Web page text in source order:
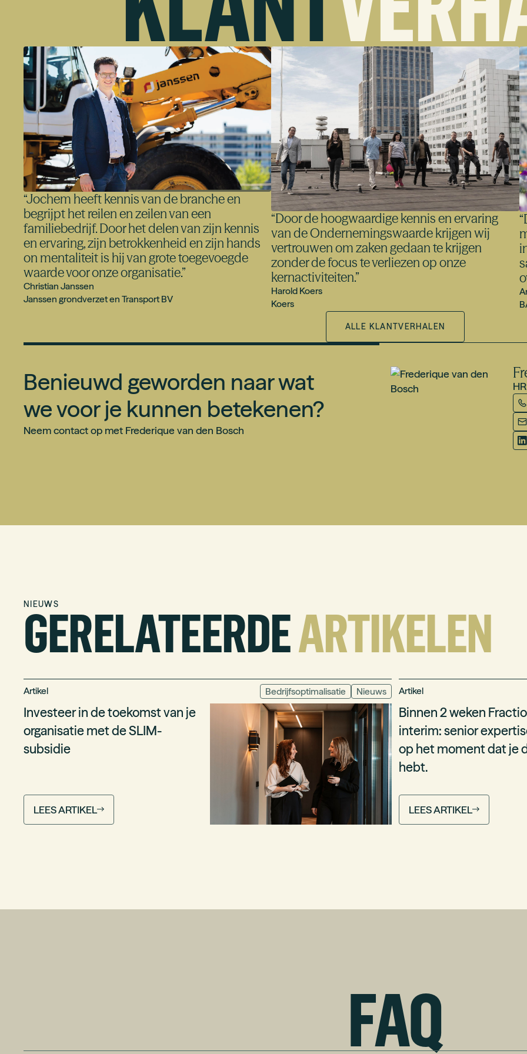
“Jochem heeft kennis van de branche en
begrijpt het reilen en zeilen van een
familiebedrijf. Door het delen van zijn kennis
en ervaring, zijn betrokkenheid en zijn hands
on mentaliteit is hij van grote toegevoegde
waarde voor onze organisatie.”
Christian Janssen
Janssen grondverzet en Transport BV
“Door de hoogwaardige kennis en ervaring
van de Ondernemingswaarde krijgen wij
vertrouwen om zaken gedaan te krijgen
zonder de focus te verliezen op onze
kernactiviteiten.”
Harold Koers
Koers
“
ALLE KLANTVERHALEN
Benieuwd geworden naar wat
we voor je kunnen betekenen?
Neem contact op met Frederique van den Bosch
NIEUWS
GERELATEERDEARTIKELEN
Artikel Nieuws
Bedrijfsoptimalisatie
Investeer in de toekomst van je
organisatie met de SLIM-
subsidie
LEES ARTIKEL
Artikel
Binnen 2 weken
interim: senior
op het moment dat je
hebt.
LEES ARTIKEL
FAQ